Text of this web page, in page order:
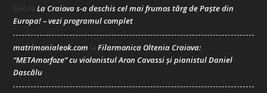
Geo la La Craiova s-a deschis cel mai frumos târg de Paște din
Europa! – vezi programul complet
matrimonialeok.com la Filarmonica Oltenia Craiova:
“METAmorfoze” cu violonistul Aron Cavassi și pianistul Daniel
Dascălu